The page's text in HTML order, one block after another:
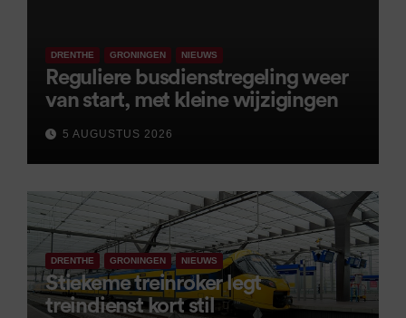
DRENTHE GRONINGEN NIEUWS
Reguliere busdienstregeling weer
van start, met kleine wijzigingen
5 AUGUSTUS 2026
DRENTHE GRONINGEN NIEUWS
Stiekeme treinroker legt
treindienst kort stil